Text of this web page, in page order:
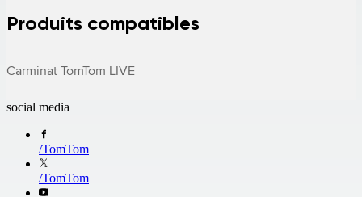
Produits compatibles
Carminat TomTom LIVE
social media
/TomTom
/TomTom